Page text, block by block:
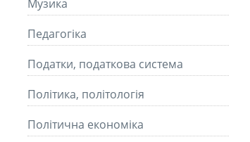
Музика
Педагогіка
Податки, податкова система
Політика, політологія
Політична економіка